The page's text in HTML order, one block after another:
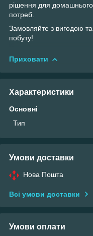
рішення для
потреб.
Замовляйте з вигодою
побуту!
Приховати
Характеристики
Основні
Тип
Умови доставки
Нова Пошта
Всі умови доставки
Умови оплати